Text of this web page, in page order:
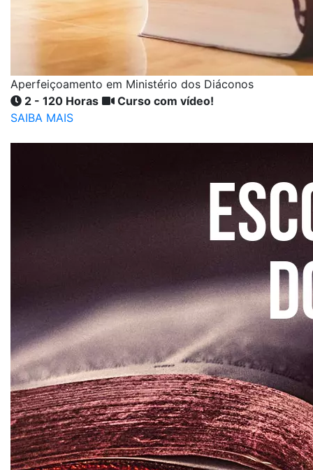
Aperfeiçoamento em Ministério dos Diáconos
2 - 120 Horas
Curso com vídeo!
SAIBA MAIS